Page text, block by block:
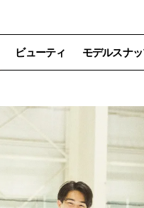
ビューティ モデルスナ